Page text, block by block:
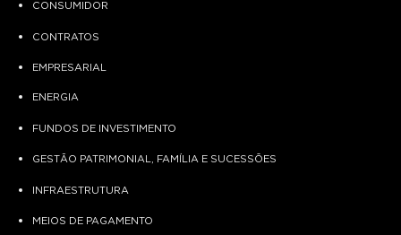
CONSUMIDOR
CONTRATOS
EMPRESARIAL
ENERGIA
FUNDOS DE INVESTIMENTO
GESTÃO PATRIMONIAL, FAMÍLIA E SUCESSÕES
INFRAESTRUTURA
MEIOS DE PAGAMENTO